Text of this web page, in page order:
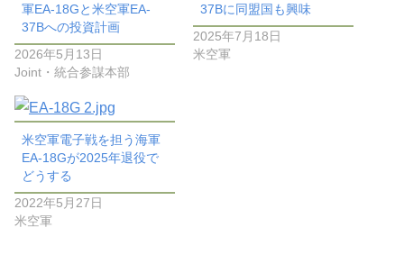
軍EA-18Gと米空軍EA-
37Bへの投資計画
2026年5月13日
Joint・統合参謀本部
37Bに同盟国も興味
2025年7月18日
米空軍
米空軍電子戦を担う海軍
EA-18Gが2025年退役で
どうする
2022年5月27日
米空軍